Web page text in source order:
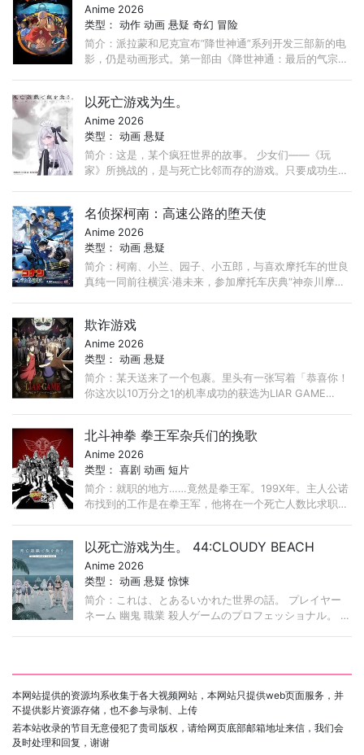
Anime 2026
类型：动作 动画 悬疑 奇幻 冒险
简介：派拉蒙和尼克宣布“降世神通”系列开发三部新的电
影，仍是动画形式。第一部由《降世神通：最后的气宗》
以死亡游戏为生。
Anime 2026
类型：动画 悬疑
简介：这是，某个疯狂世界的故事。 少女们——《玩
家》所挑战的，是与死亡比邻而存的游戏。只要成功生
名侦探柯南：高速公路的堕天使
Anime 2026
类型：动画 悬疑
简介：柯南、小兰、园子、小五郎，与喜欢摩托车的世良
真纯一同前往横滨·港未来，参加摩托车庆典“神奈川摩托
欺诈游戏
Anime 2026
类型：动画 悬疑
简介：某天送来了一个包裹。里头有一张写着「恭喜你！
你这次以10万分之1的机率成功的获选为LIAR GAME
北斗神拳 拳王军杂兵们的挽歌
Anime 2026
类型：喜剧 动画 短片
简介：就职的地方……竟然是拳王军。199X年。主人公诺
布找到的工作是在拳王军，他将在一个死亡人数比求职人
以死亡游戏为生。 44:CLOUDY BEACH
Anime 2026
类型：动画 悬疑 惊悚
简介：これは、とあるいかれた世界の話。 プレイヤー
ネーム 幽鬼 職業 殺人ゲームのプロフェッショナル。 プ
本网站提供的资源均系收集于各大视频网站，本网站只提供web页面服务，并
不提供影片资源存储，也不参与录制、上传
若本站收录的节目无意侵犯了贵司版权，请给网页底部邮箱地址来信，我们会
及时处理和回复，谢谢